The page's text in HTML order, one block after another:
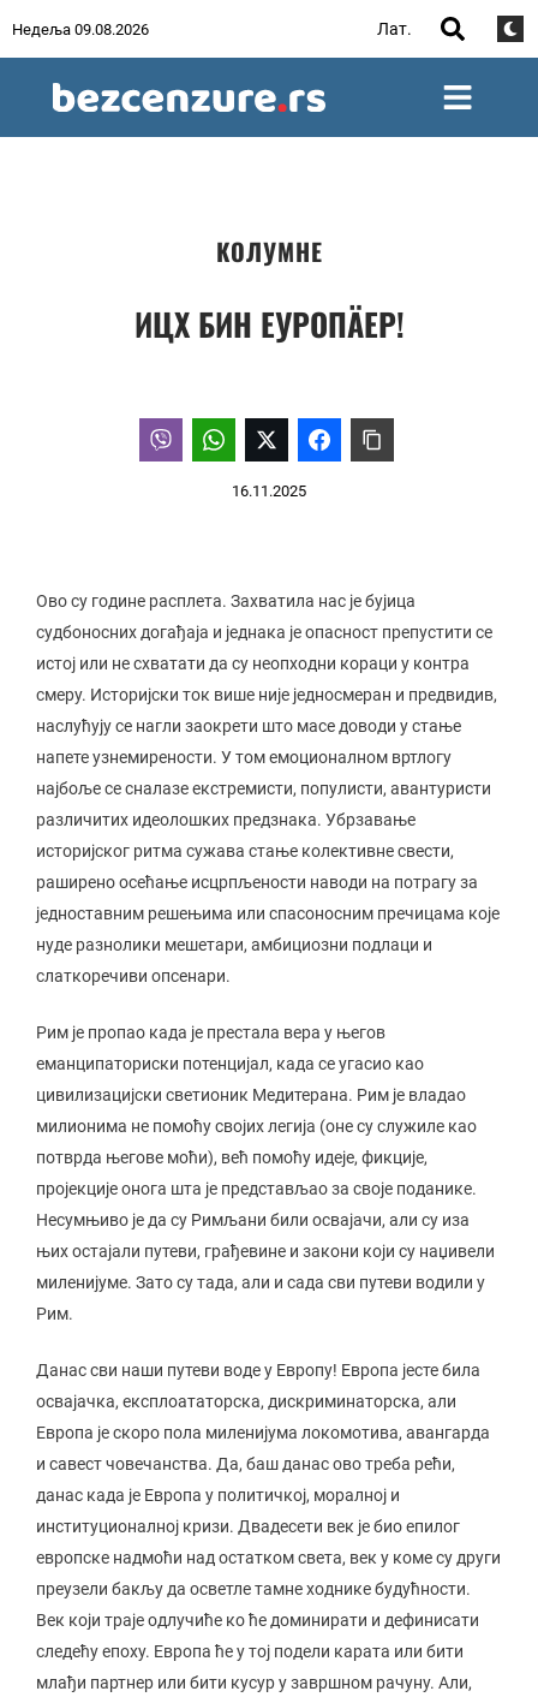
Недеља 09.08.2026 Лат.
КОЛУМНЕ
ИЦХ БИН ЕУРОПÄЕР!
16.11.2025
Ово су године расплета. Захватила нас је бујица
судбоносних догађаја и једнака је опасност препустити се
истој или не схватати да су неопходни кораци у контра
смеру. Историјски ток више није једносмеран и предвидив,
наслућују се нагли заокрети што масе доводи у стање
напете узнемирености. У том емоционалном вртлогу
најбоље се сналазе екстремисти, популисти, авантуристи
различитих идеолошких предзнака. Убрзавање
историјског ритма сужава стање колективне свести,
раширено осећање исцрпљености наводи на потрагу за
једноставним решењима или спасоносним пречицама које
нуде разнолики мешетари, амбициозни подлаци и
слаткоречиви опсенари.
Рим је пропао када је престала вера у његов
еманципаториски потенцијал, када се угасио као
цивилизацијски светионик Медитерана. Рим је владао
милионима не помоћу својих легија (оне су служиле као
потврда његове моћи), већ помоћу идеје, фикције,
пројекције онога шта је представљао за своје поданике.
Несумњиво је да су Римљани били освајачи, али су иза
њих остајали путеви, грађевине и закони који су наџивели
миленијуме. Зато су тада, али и сада сви путеви водили у
Рим.
Данас сви наши путеви воде у Европу! Европа јесте била
освајачка, експлоататорска, дискриминаторска, али
Европа је скоро пола миленијума локомотива, авангарда
и савест човечанства. Да, баш данас ово треба рећи,
данас када је Европа у политичкој, моралној и
институционалној кризи. Двадесети век је био епилог
европске надмоћи над остатком света, век у коме су други
преузели бакљу да осветле тамне ходнике будућности.
Век који траје одлучиће ко ће доминирати и дефинисати
следећу епоху. Европа ће у тој подели карата или бити
млађи партнер или бити кусур у завршном рачуну. Али,